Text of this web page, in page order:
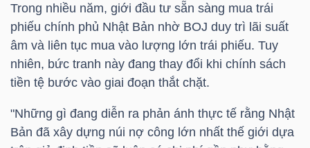
Trong nhiều năm, giới đầu tư sẵn sàng mua trái
phiếu chính phủ Nhật Bản nhờ BOJ duy trì lãi suất
âm và liên tục mua vào lượng lớn trái phiếu. Tuy
nhiên, bức tranh này đang thay đổi khi chính sách
tiền tệ bước vào giai đoạn thắt chặt.
"Những gì đang diễn ra phản ánh thực tế rằng Nhật
Bản đã xây dựng núi nợ công lớn nhất thế giới dựa
CÔNG
CỤ
ĐẦU
TƯ